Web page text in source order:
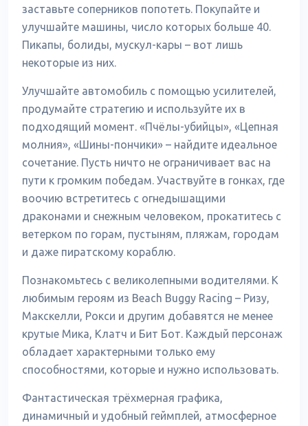
заставьте соперников попотеть. Покупайте и
улучшайте машины, число которых больше 40.
Пикапы, болиды, мускул-кары – вот лишь
некоторые из них.
Улучшайте автомобиль с помощью усилителей,
продумайте стратегию и используйте их в
подходящий момент. «Пчёлы-убийцы», «Цепная
молния», «Шины-пончики» – найдите идеальное
сочетание. Пусть ничто не ограничивает вас на
пути к громким победам. Участвуйте в гонках, где
воочию встретитесь с огнедышащими
драконами и снежным человеком, прокатитесь с
ветерком по горам, пустыням, пляжам, городам
и даже пиратскому кораблю.
Познакомьтесь с великолепными водителями. К
любимым героям из Beach Buggy Racing – Ризу,
Макскелли, Рокси и другим добавятся не менее
крутые Мика, Клатч и Бит Бот. Каждый персонаж
обладает характерными только ему
способностями, которые и нужно использовать.
Фантастическая трёхмерная графика,
динамичный и удобный геймплей, атмосферное